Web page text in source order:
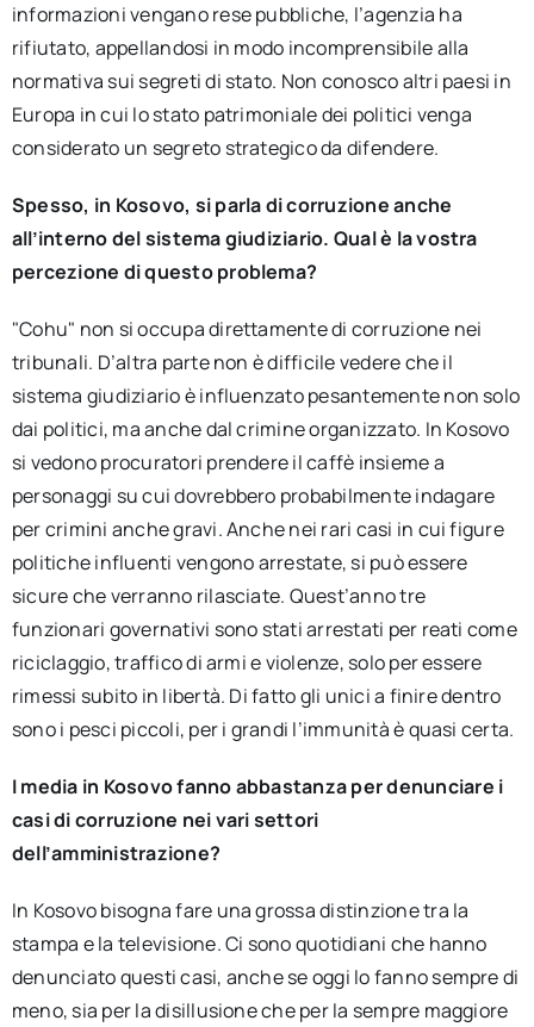
informazioni vengano rese pubbliche, l’agenzia ha
rifiutato, appellandosi in modo incomprensibile alla
normativa sui segreti di stato. Non conosco altri paesi in
Europa in cui lo stato patrimoniale dei politici venga
considerato un segreto strategico da difendere.
Spesso, in Kosovo, si parla di corruzione anche
all’interno del sistema giudiziario. Qual è la vostra
percezione di questo problema?
"Cohu" non si occupa direttamente di corruzione nei
tribunali. D’altra parte non è difficile vedere che il
sistema giudiziario è influenzato pesantemente non solo
dai politici, ma anche dal crimine organizzato. In Kosovo
si vedono procuratori prendere il caffè insieme a
personaggi su cui dovrebbero probabilmente indagare
per crimini anche gravi. Anche nei rari casi in cui figure
politiche influenti vengono arrestate, si può essere
sicure che verranno rilasciate. Quest’anno tre
funzionari governativi sono stati arrestati per reati come
riciclaggio, traffico di armi e violenze, solo per essere
rimessi subito in libertà. Di fatto gli unici a finire dentro
sono i pesci piccoli, per i grandi l’immunità è quasi certa.
I media in Kosovo fanno abbastanza per denunciare i
casi di corruzione nei vari settori
dell’amministrazione?
In Kosovo bisogna fare una grossa distinzione tra la
stampa e la televisione. Ci sono quotidiani che hanno
denunciato questi casi, anche se oggi lo fanno sempre di
meno, sia per la disillusione che per la sempre maggiore